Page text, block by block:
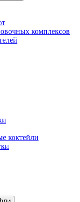
комплексов
коктейли